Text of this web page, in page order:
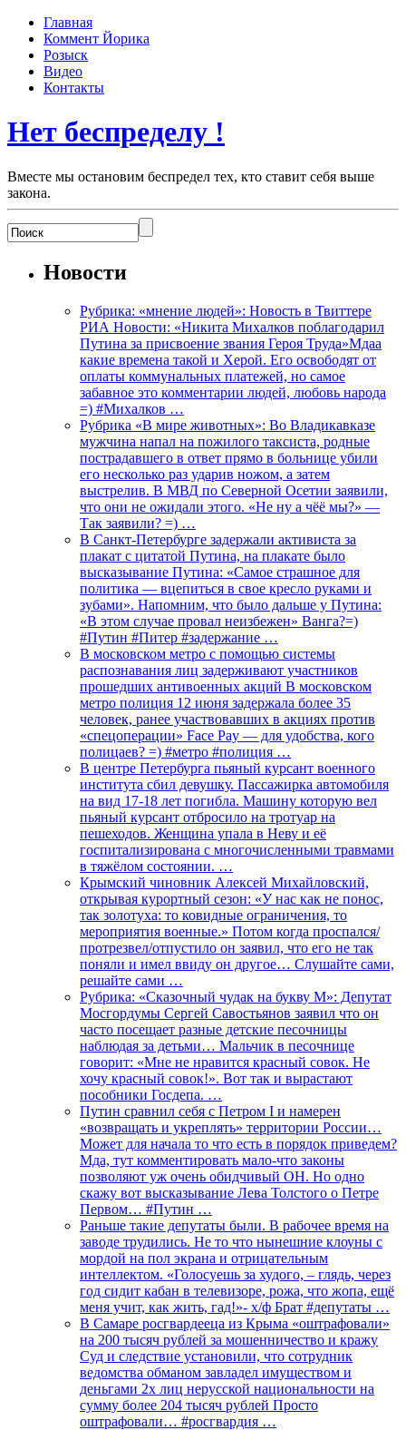
Главная
Коммент Йорика
Розыск
Видео
Контакты
Нет беспределу !
Вместе мы остановим беспредел тех, кто ставит себя выше
закона.
Новости
Рубрика: «мнение людей»: Новость в Твиттере
РИА Новости: «Никита Михалков поблагодарил
Путина за присвоение звания Героя Труда»Мдаа
какие времена такой и Херой. Его освободят от
оплаты коммунальных платежей, но самое
забавное это комментарии людей, любовь народа
=) #Михалков …
Рубрика «В мире животных»: Во Владикавказе
мужчина напал на пожилого таксиста, родные
пострадавшего в ответ прямо в больнице убили
его несколько раз ударив ножом, а затем
выстрелив. В МВД по Северной Осетии заявили,
что они не ожидали этого. «Не ну а чёё мы?» —
Так заявили? =) …
В Санкт-Петербурге задержали активиста за
плакат с цитатой Путина, на плакате было
высказывание Путина: «Самое страшное для
политика — вцепиться в свое кресло руками и
зубами». Напомним, что было дальше у Путина:
«В этом случае провал неизбежен» Ванга?=)
#Путин #Питер #задержание …
В московском метро с помощью системы
распознавания лиц задерживают участников
прошедших антивоенных акций В московском
метро полиция 12 июня задержала более 35
человек, ранее участвовавших в акциях против
«спецоперации» Face Pay — для удобства, кого
полицаев? =) #метро #полиция …
В центре Петербурга пьяный курсант военного
института сбил девушку. Пассажирка автомобиля
на вид 17-18 лет погибла. Машину которую вел
пьяный курсант отбросило на тротуар на
пешеходов. Женщина упала в Неву и её
госпитализирована с многочисленными травмами
в тяжёлом состоянии. …
Крымский чиновник Алексей Михайловский,
открывая курортный сезон: «У нас как не понос,
так золотуха: то ковидные ограничения, то
мероприятия военные.» Потом когда проспался/
протрезвел/отпустило он заявил, что его не так
поняли и имел ввиду он другое… Слушайте сами,
решайте сами …
Рубрика: «Сказочный чудак на букву М»: Депутат
Мосгордумы Сергей Савостьянов заявил что он
часто посещает разные детские песочницы
наблюдая за детьми… Мальчик в песочнице
говорит: «Мне не нравится красный совок. Не
хочу красный совок!». Вот так и вырастают
пособники Госдепа. …
Путин сравнил себя с Петром I и намерен
«возвращать и укреплять» территории России…
Может для начала то что есть в порядок приведем?
Мда, тут комментировать мало-что законы
позволяют уж очень обидчивый ОН. Но одно
скажу вот высказывание Лева Толстого о Петре
Первом… #Путин …
Раньше такие депутаты были. В рабочее время на
заводе трудились. Не то что нынешние клоуны с
мордой на пол экрана и отрицательным
интеллектом. «Голосуешь за худого, – глядь, через
год сидит кабан в телевизоре, рожа, что жопа, ещё
меня учит, как жить, гад!»- х/ф Брат #депутаты …
В Самаре росгвардееца из Крыма «оштрафовали»
на 200 тысяч рублей за мошенничество и кражу
Суд и следствие установили, что сотрудник
ведомства обманом завладел имуществом и
деньгами 2х лиц нерусской национальности на
сумму более 204 тысяч рублей Просто
оштрафовали… #росгвардия …